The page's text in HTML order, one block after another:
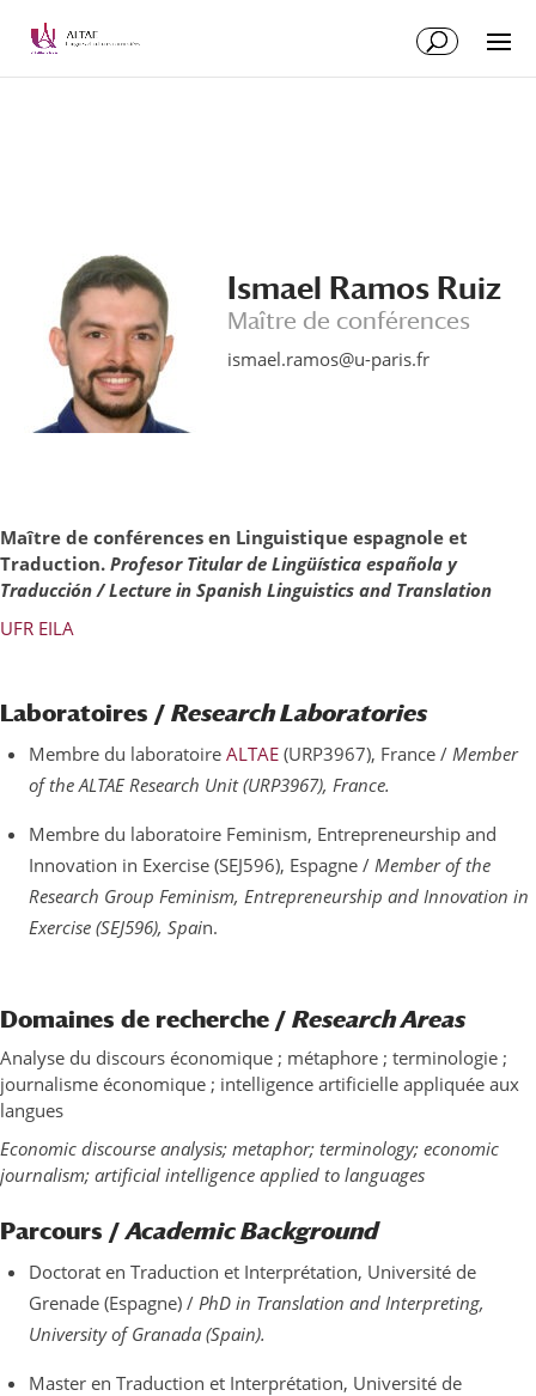
Ismael Ramos Ruiz
Maître de conférences
ismael.ramos@u-paris.fr
Maître de conférences en Linguistique espagnole et
Traduction. Profesor Titular de Lingüística española y
Traducción / Lecture in Spanish Linguistics and Translation
UFR EILA
Laboratoires / Research Laboratories
Membre du laboratoire ALTAE(URP3967), France / Member
of the ALTAE Research Unit (URP3967), France.
Membre du laboratoire Feminism, Entrepreneurship and
Innovation in Exercise (SEJ596), Espagne / Member of the
Research Group Feminism, Entrepreneurship and Innovation in
Exercise (SEJ596), Spain.
Domaines de recherche / Research Areas
Analyse du discours économique ; métaphore ; terminologie ;
journalisme économique ; intelligence artificielle appliquée aux
langues
Economic discourse analysis; metaphor; terminology; economic
journalism; artificial intelligence applied to languages
Parcours /Academic Background
Doctorat en Traduction et Interprétation, Université de
Grenade (Espagne) / PhD in Translation and Interpreting,
University of Granada (Spain).
Master en Traduction et Interprétation, Université de